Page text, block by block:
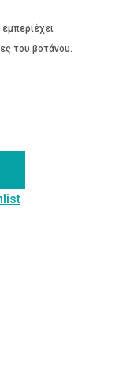
του βοτάνου.